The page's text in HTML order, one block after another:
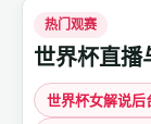
热门观赛
世界杯直播
世界杯女解说后